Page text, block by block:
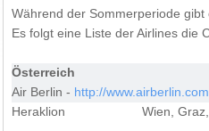
Während der Sommerperiode
Es folgt eine Liste der Airlines die
Österreich
Air Berlin - http://www.airberlin.com
Heraklion
Wien,